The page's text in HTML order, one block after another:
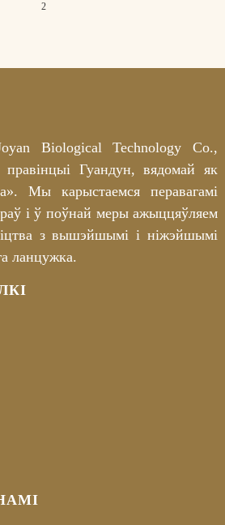
2
Biological Technology Co.,
правінцыі Гуандун, вядомай як
Мы карыстаемся перавагамі
і ў поўнай меры ажыццяўляем
з вышэйшымі і ніжэйшымі
ланцужка.